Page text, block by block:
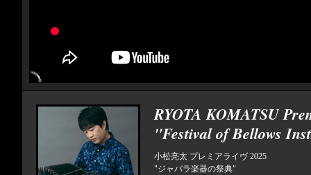
RYOTA KOMATSU
"Festival of Bellows
小松亮太 プレミアライヴ 2025
"ジャバラ楽器の祭典"